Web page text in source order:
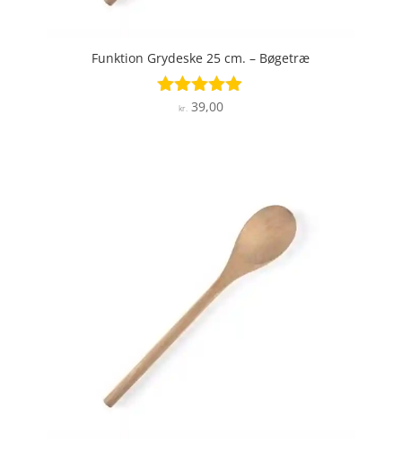
Funktion Grydeske 25 cm. – Bøgetræ
Vurderet
kr.39,00